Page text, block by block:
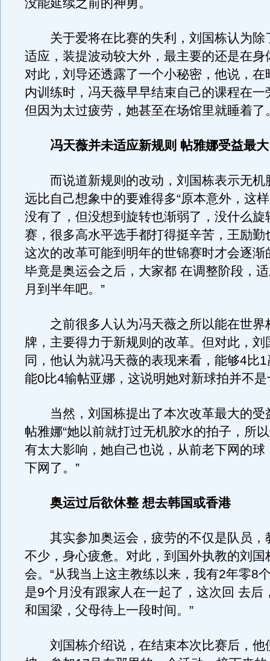
没能延续之前的神勇。
关于爱将在比赛的失利，刘国栋认为除
适应，装提波动较大外，最主要的还是在身
对此，刘导还透露了一个小秘密，他说，在
内训练时，冯天薇早早结束自己的课程在一
但因为太过疲劳，她甚至在场馆里就睡着了
冯天薇并未适应新规则 帖雅娜受益最大
而说道新规则的改动，刘国栋表示无机
远比自己想象中的要难得多“原本意外，这
没有了，但没想到旋转也渐弱了，没什么旋
赛，很多高水平选手都打得挺辛苦，王励勤
这次的改革可能到明年的世锦赛时才会逐渐
毕竟是奥运会之后，大家都 在调整阶段，
月到半年吧。”
之前很多人认为冯天薇之所以能在世界
牌，主要得力于新规则的改革。但对此，刘
同，他认为就冯天薇的表现来看，能够4比
能0比4输帖亚娜，这说明她对新球拍并不
当然，刘国栋提出了本次改革最大的受
帖雅娜“她以前就打过无机胶水的拍子，所
有太大影响，她自己也说，从前老下网的球
下网了。”
奥运过后欲休整 想去韩国或香港
其实参加奥运会，疲劳的不仅是队员，
不少，身心疲惫。对此，到国外执教的刘国
会。“从我当上这主教练以来，我有2年零8
是9个月没有跟家人在一起了，这次回 去后
和国梁，父母待上一段时间。”
刘国栋介绍说，在结束本次比赛后，他